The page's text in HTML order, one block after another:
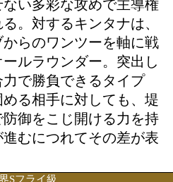
堤 麗斗(志成)
VS
バルド キンタナ(メ)
する